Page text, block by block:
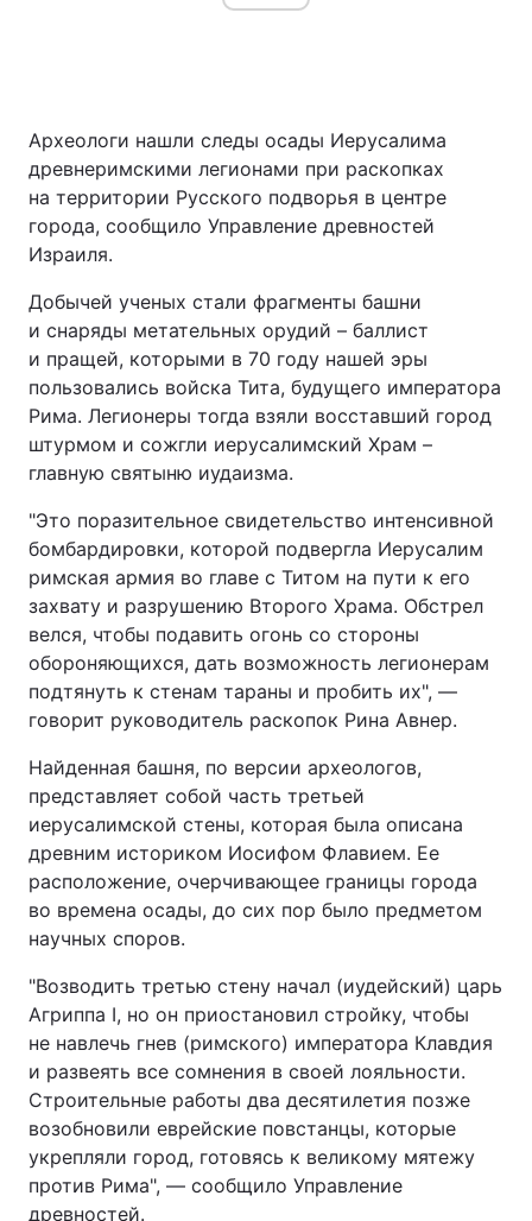
Археологи нашли следы осады Иерусалима
древнеримскими легионами при раскопках
на территории Русского подворья в центре
города, сообщило Управление древностей
Израиля.
Добычей ученых стали фрагменты башни
и снаряды метательных орудий – баллист
и пращей, которыми в 70 году нашей эры
пользовались войска Тита, будущего императора
Рима. Легионеры тогда взяли восставший город
штурмом и сожгли иерусалимский Храм –
главную святыню иудаизма.
"Это поразительное свидетельство интенсивной
бомбардировки, которой подвергла Иерусалим
римская армия во главе с Титом на пути к его
захвату и разрушению Второго Храма. Обстрел
велся, чтобы подавить огонь со стороны
обороняющихся, дать возможность легионерам
подтянуть к стенам тараны и пробить их", —
говорит руководитель раскопок Рина Авнер.
Найденная башня, по версии археологов,
представляет собой часть третьей
иерусалимской стены, которая была описана
древним историком Иосифом Флавием. Ее
расположение, очерчивающее границы города
во времена осады, до сих пор было предметом
научных споров.
"Возводить третью стену начал (иудейский) царь
Агриппа I, но он приостановил стройку, чтобы
не навлечь гнев (римского) императора Клавдия
и развеять все сомнения в своей лояльности.
Строительные работы два десятилетия позже
возобновили еврейские повстанцы, которые
укрепляли город, готовясь к великому мятежу
против Рима", — сообщило Управление
древностей.